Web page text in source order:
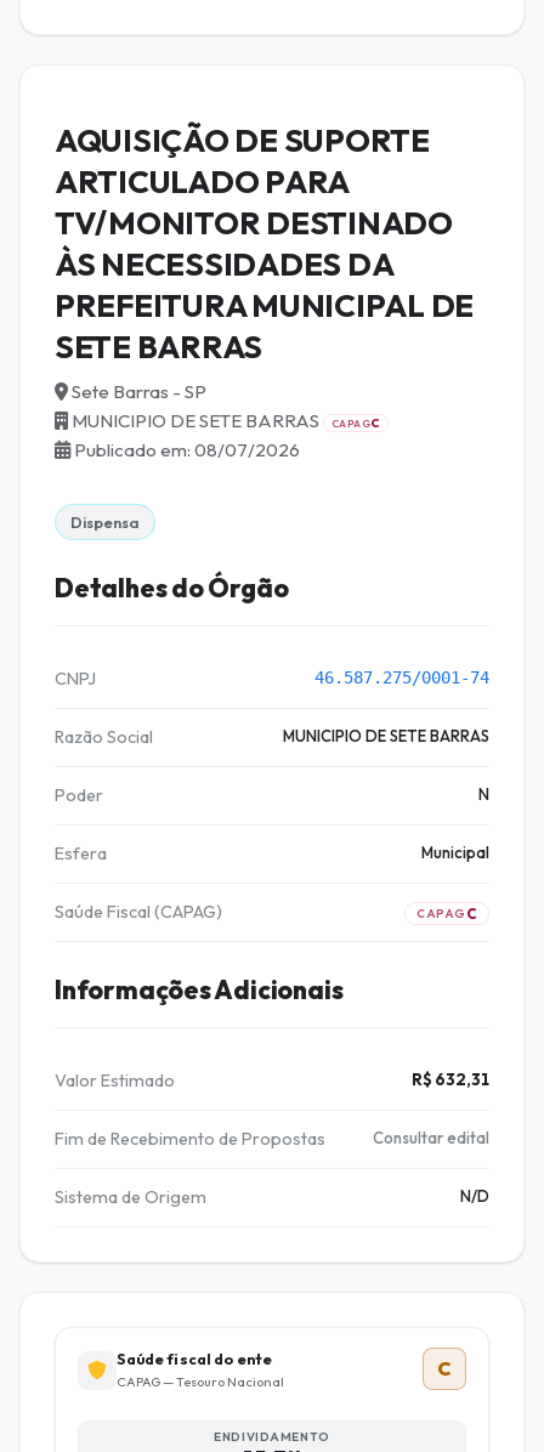
AQUISIÇÃO DE SUPORTE
ARTICULADO PARA
TV/MONITOR DESTINADO
ÀS NECESSIDADES DA
PREFEITURA MUNICIPAL DE
SETE BARRAS
Sete Barras - SP
MUNICIPIO DE SETE BARRAS
CAPAGC
Publicado em: 08/07/2026
Dispensa
Detalhes do Órgão
CNPJ 46.587.275/0001-74
Razão Social MUNICIPIO DE SETE BARRAS
Poder N
Esfera Municipal
Saúde Fiscal (CAPAG) CAPAG C
Informações Adicionais
Valor Estimado R$ 632,31
Fim de Recebimento de Propostas Consultar edital
Sistema de Origem N/D
Saúde fiscal do ente
CAPAG — Tesouro Nacional
C
ENDIVIDAMENTO